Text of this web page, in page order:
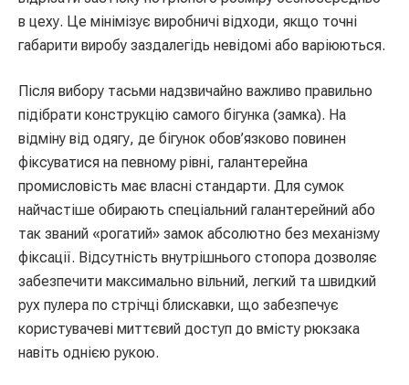
в цеху. Це мінімізує виробничі відходи, якщо точні
габарити виробу заздалегідь невідомі або варіюються.
Після вибору тасьми надзвичайно важливо правильно
підібрати конструкцію самого бігунка (замка). На
відміну від одягу, де бігунок обов’язково повинен
фіксуватися на певному рівні, галантерейна
промисловість має власні стандарти. Для сумок
найчастіше обирають спеціальний галантерейний або
так званий «рогатий» замок абсолютно без механізму
фіксації. Відсутність внутрішнього стопора дозволяє
забезпечити максимально вільний, легкий та швидкий
рух пулера по стрічці блискавки, що забезпечує
користувачеві миттєвий доступ до вмісту рюкзака
навіть однією рукою.